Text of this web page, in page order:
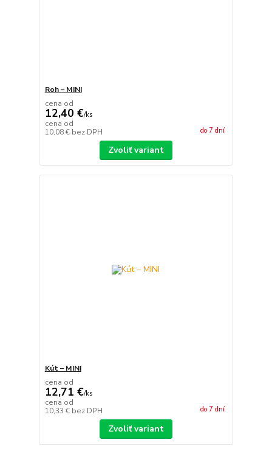
Roh – MINI
cena od
12,40 €/ks
cena od
10,08 € bez DPH do 7 dní
Zvoliť variant
Kút – MINI
cena od
12,71 €/ks
cena od
10,33 € bez DPH do 7 dní
Zvoliť variant